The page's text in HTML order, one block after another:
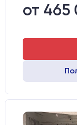
Двигатели:
от 465